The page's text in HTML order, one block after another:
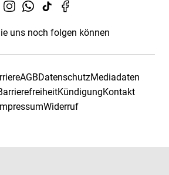
uns noch folgen können
AGBDatenschutzMediadaten
KündigungKontakt
Widerruf